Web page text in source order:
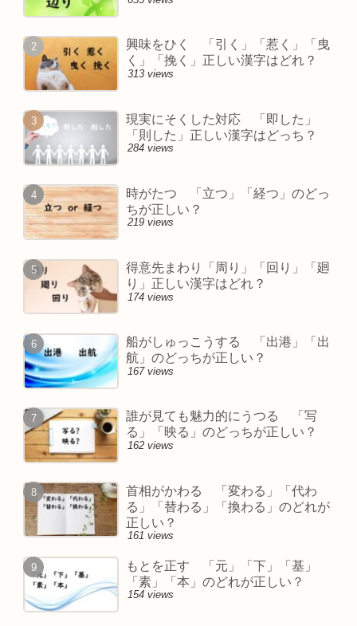
興味をひく 「引く」「惹く」「曳
く」「挽く」正しい漢字はどれ？
313 views
現実にそくした対応 「即した」
「則した」正しい漢字はどっち？
284 views
時がたつ 「立つ」「経つ」のどっ
ちが正しい？
219 views
得意先まわり「周り」「回り」「廻
り」正しい漢字はどれ？
174 views
船がしゅっこうする 「出港」「出
航」のどっちが正しい？
167 views
誰が見ても魅力的にうつる 「写
る」「映る」のどっちが正しい？
162 views
首相がかわる 「変わる」「代わ
る」「替わる」「換わる」のどれが
正しい？
161 views
もとを正す 「元」「下」「基」
「素」「本」のどれが正しい？
154 views